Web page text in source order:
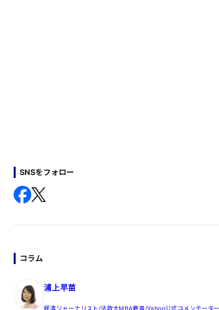
SNSをフォロー
コラム
浦上早苗
経済ジャーナリスト/法政大MBA教員/Yahoo公式コメンテータ